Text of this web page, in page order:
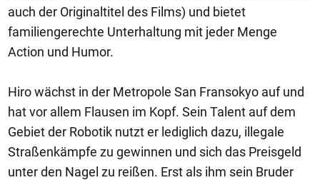
auch der Originaltitel des Films) und bietet
familiengerechte Unterhaltung mit jeder Menge
Action und Humor.
Hiro wächst in der Metropole San Fransokyo auf und
hat vor allem Flausen im Kopf. Sein Talent auf dem
Gebiet der Robotik nutzt er lediglich dazu, illegale
Straßenkämpfe zu gewinnen und sich das Preisgeld
unter den Nagel zu reißen. Erst als ihm sein Bruder